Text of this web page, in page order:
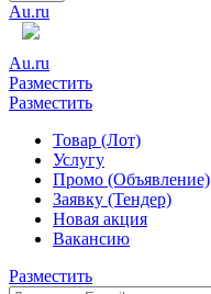
Au.ru
Au.ru
Разместить
Разместить
Товар (Лот)
Услугу
Промо (Объявление)
Заявку (Тендер)
Новая акция
Вакансию
Разместить